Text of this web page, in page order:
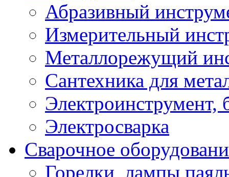
Абразивный
Измерительный
Металлорежущий
Сантехника для
Электроинструмент,
Электросварка
Сварочное
Горелки, лампы